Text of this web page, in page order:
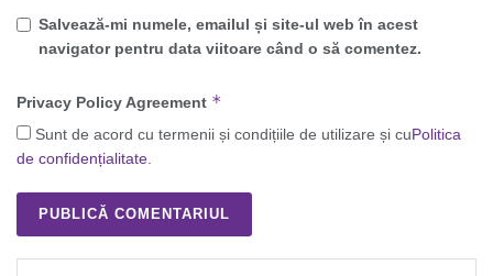
Salvează-mi numele, emailul și site-ul web în acest
navigator pentru data viitoare când o să comentez.
Privacy Policy Agreement *
Sunt de acord cu termenii și condițiile de utilizare și cuPolitica
de confidențialitate.